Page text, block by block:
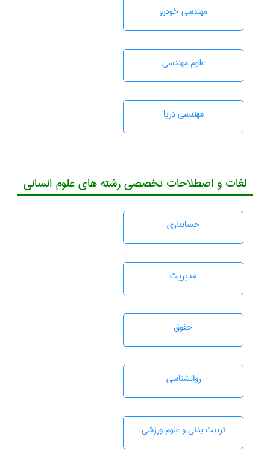
مهندسی خودرو
علوم مهندسی
مهندسی دریا
لغات و اصطلاحات تخصصی رشته های علوم انسانی
حسابداری
مديريت
حقوق
روانشناسی
تربيت بدنی و علوم ورزشی